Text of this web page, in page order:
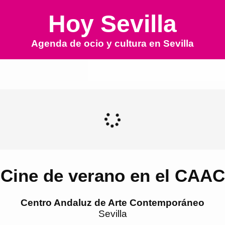
Hoy Sevilla
Agenda de ocio y cultura en Sevilla
Cine de verano en el CAAC
Centro Andaluz de Arte Contemporáneo
Sevilla